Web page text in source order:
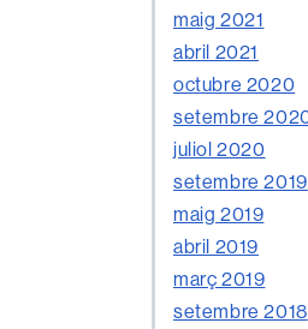
maig 2021
abril 2021
octubre 2020
setembre
juliol 2020
setembre 2019
maig 2019
abril 2019
març 2019
setembre 2018